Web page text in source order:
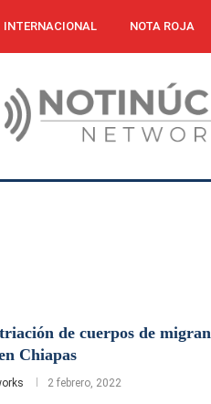
INTERNACIONAL NOTA ROJA
de cuerpos de
Chiapas
2 febrero, 2022